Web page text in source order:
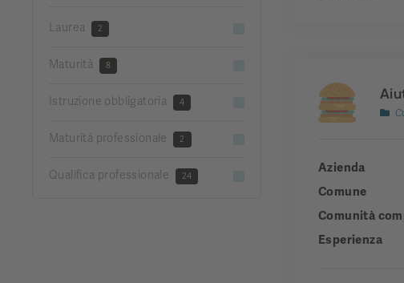
Laurea 2
Maturità 8
Istruzione obbligatoria 4
Maturità professionale 2
Qualifica professionale 24
Azienda
Comune
Comunità
Esperienza